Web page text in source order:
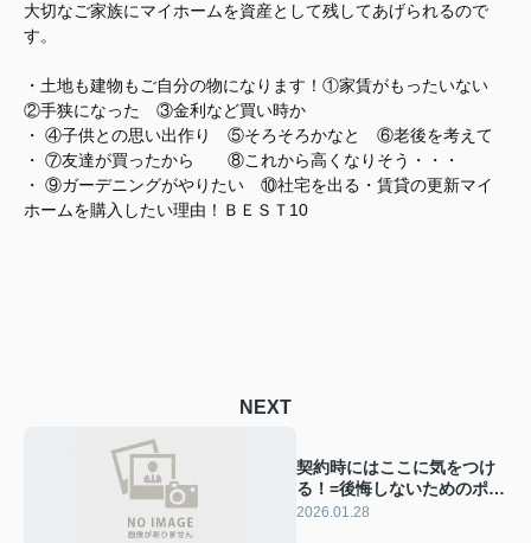
大切なご家族にマイホームを資産として残してあげられるので
す。
・土地も建物もご自分の物になります！①家賃がもったいない
②手狭になった ③金利など買い時か
・ ④子供との思い出作り ⑤そろそろかなと ⑥老後を考えて
・ ⑦友達が買ったから ⑧これから高くなりそう・・・
・ ⑨ガーデニングがやりたい ⑩社宅を出る・賃貸の更新マイ
ホームを購入したい理由！ＢＥＳＴ10
NEXT
契約時にはここに気をつけ
る！=後悔しないためのポイ
ント＝
2026.01.28